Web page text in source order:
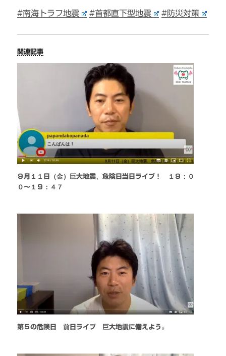
#南海トラフ地震 #首都直下型地震 #防災対策
関連記事
９月１１日（金）巨大地震、危険日当日ライブ！ １９：０
０〜１９：４７
第５の危険日 前日ライブ 巨大地震に備えよう。